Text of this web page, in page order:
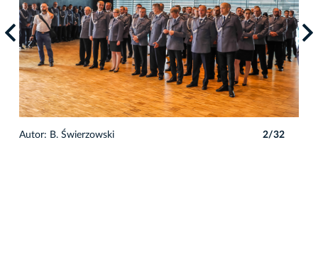
Autor: B. Świerzowski 2/32